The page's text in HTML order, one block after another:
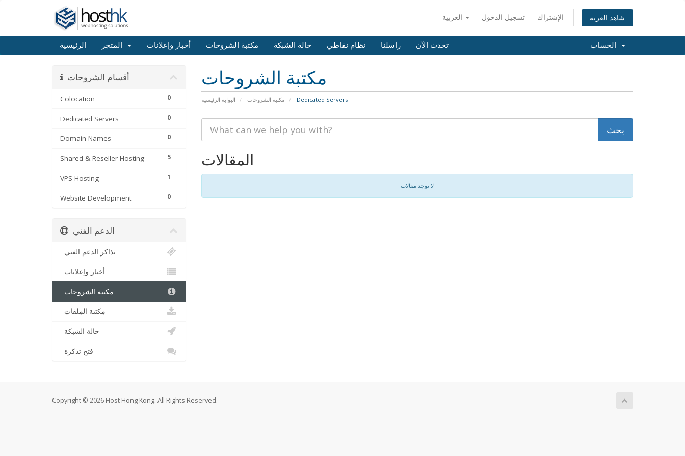
تسجيل الدخول الإشتراك شاهد العربة
الرئيسية أخبار وإعلانات مكتبة الشروحات حالة الشبكة نظام نقاطي راسلنا تحدث الآن
مكتبة الشروحات
البوابة الرئيسية مكتبة الشروحات Dedicated Servers
أقسام الشروحات
0
Colocation
0
Dedicated Servers
0
Domain Names
5
Shared & Reseller Hosting
1
VPS Hosting
0
Website Development
المقالات
لا توجد مقالات
الدعم الفني
تذاكر الدعم الفني
أخبار وإعلانات
مكتبة الشروحات
مكتبة الملفات
حالة الشبكة
فتح تذكرة
Copyright © 2026 Host Hong Kong. All Rights Reserved.